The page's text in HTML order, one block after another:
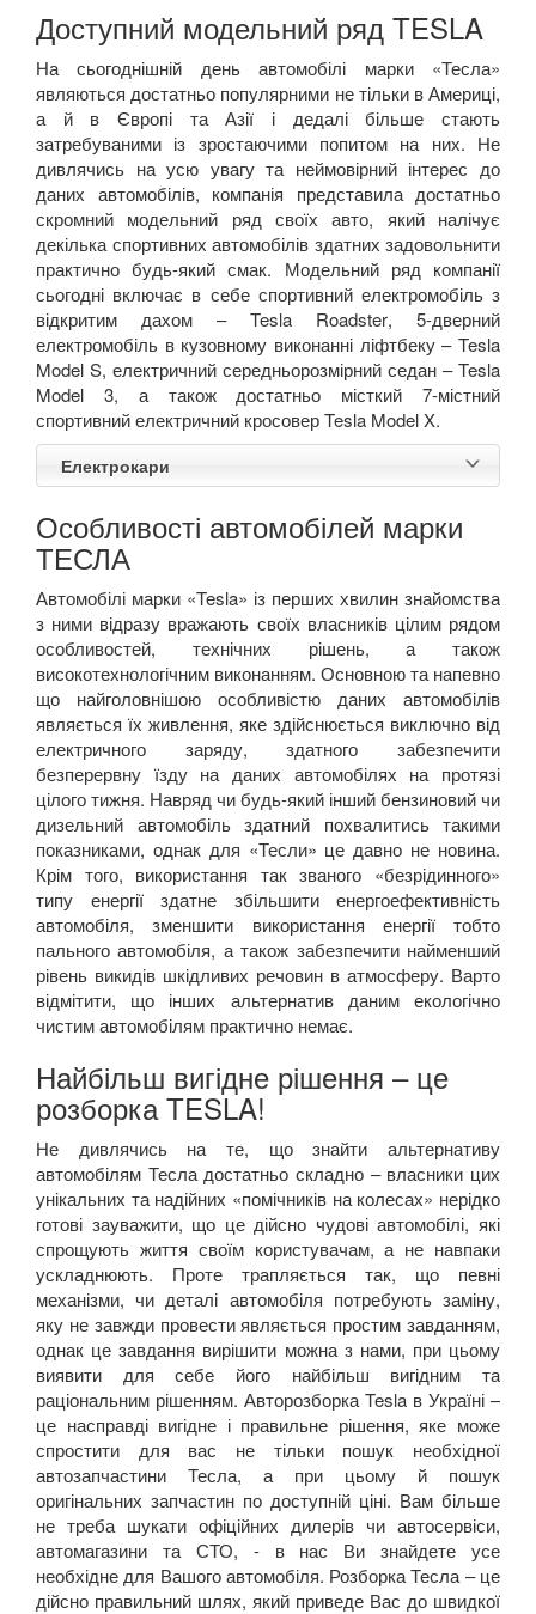
Доступний модельний ряд TESLA
На сьогоднішній день автомобілі марки «Тесла»
являються достатньо популярними не тільки в Америці,
а й в Європі та Азії і дедалі більше стають
затребуваними із зростаючими попитом на них. Не
дивлячись на усю увагу та неймовірний інтерес до
даних автомобілів, компанія представила достатньо
скромний модельний ряд своїх авто, який налічує
декілька спортивних автомобілів здатних задовольнити
практично будь-який смак. Модельний ряд компанії
сьогодні включає в себе спортивний електромобіль з
відкритим дахом – Tesla Roadster, 5-дверний
електромобіль в кузовному виконанні ліфтбеку – Tesla
Model S, електричний середньорозмірний седан –Tesla
Model 3, а також достатньо місткий 7-містний
спортивний електричний кросоверTesla ModelX.
Електрокари
Особливості автомобілей марки
ТЕСЛА
Автомобілі марки «Tesla» із перших хвилин знайомства
з ними відразу вражають своїх власників цілим рядом
особливостей, технічних рішень, а також
високотехнологічним виконанням. Основною та напевно
що найголовнішою особливістю даних автомобілів
являється їх живлення, яке здійснюється виключно від
електричного заряду, здатного забезпечити
безперервну їзду на даних автомобілях на протязі
цілого тижня. Навряд чи будь-який інший бензиновий чи
дизельний автомобіль здатний похвалитись такими
показниками, однак для «Тесли» це давно не новина.
Крім того, використання так званого «безрідинного»
типу енергії здатне збільшити енергоефективність
автомобіля, зменшити використання енергії тобто
пального автомобіля, а також забезпечити найменший
рівень викидів шкідливих речовин в атмосферу. Варто
відмітити, що інших альтернатив даним екологічно
чистим автомобілям практично немає.
Найбільш вигідне рішення – це
розборкаTESLA!
Не дивлячись на те, що знайти альтернативу
автомобілям Тесла достатньо складно – власники цих
унікальних та надійних «помічників на колесах» нерідко
готові зауважити, що це дійсно чудові автомобілі, які
спрощують життя своїм користувачам, а не навпаки
ускладнюють. Проте трапляється так, що певні
механізми, чи деталі автомобіля потребують заміну,
яку не завжди провести являється простим завданням,
однак це завдання вирішити можна з нами, при цьому
виявити для себе його найбільш вигідним та
раціональним рішенням. АвторозборкаTesla в Україні –
це насправді вигідне і правильне рішення, яке може
спростити для вас не тільки пошук необхідної
автозапчастини Тесла, а при цьому й пошук
оригінальних запчастин по доступній ціні. Вам більше
не треба шукати офіційних дилерів чи автосервіси,
автомагазини та СТО, - в нас Ви знайдете усе
необхідне для Вашого автомобіля. Розборка Тесла – це
дійсно правильний шлях, який приведе Вас до швидкої